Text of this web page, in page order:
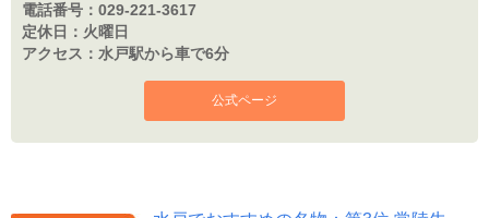
電話番号： 029-221-3617
定休日： 火曜日
アクセス： 水戸駅から車で6分
公式ページ